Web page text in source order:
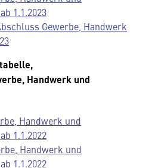
1.1.2023
Gewerbe, Handwerk
Handwerk und
Handwerk und
1.1.2022
Handwerk und
1.1.2022